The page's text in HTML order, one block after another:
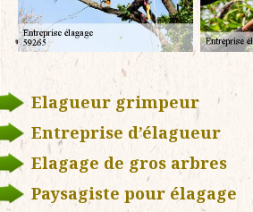
Elagueur grimpeur
Entreprise d’élagueur
Elagage de gros arbres
Paysagiste pour élagage